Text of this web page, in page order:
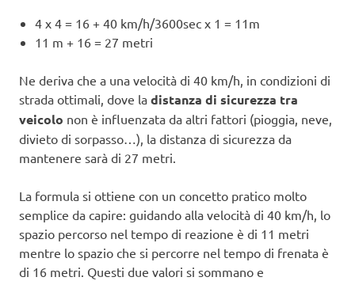
4 x 4 = 16 + 40 km/h/3600sec x 1 = 11m
11 m + 16 = 27 metri
Ne deriva che a una velocità di 40 km/h, in condizioni di
strada ottimali, dove la distanza di sicurezza tra
veicolo non è influenzata da altri fattori (pioggia, neve,
divieto di sorpasso…), la distanza di sicurezza da
mantenere sarà di 27 metri.
La formula si ottiene con un concetto pratico molto
semplice da capire: guidando alla velocità di 40 km/h, lo
spazio percorso nel tempo di reazione è di 11 metri
mentre lo spazio che si percorre nel tempo di frenata è
di 16 metri. Questi due valori si sommano e